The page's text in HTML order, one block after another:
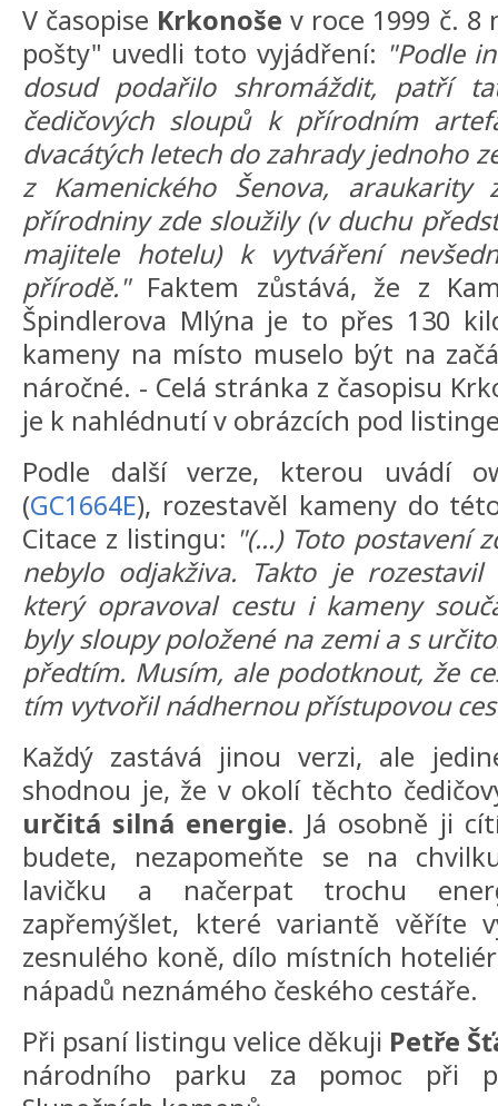
V časopise Krkonoše v roce 1999 č. 8
pošty" uvedli toto vyjádření: "Podle
dosud podařilo shromáždit, patří
čedičových sloupů k přírodním
dvacátých letech do zahrady jednoho
z Kamenického Šenova,
přírodniny zde sloužily (v duchu
majitele hotelu) k vytváření
přírodě."Faktem zůstává, že z
Špindlerova Mlýna je to přes 130
kameny na místo muselo být na
náročné. - Celá stránka z časopisu
je k nahlédnutí v obrázcích pod
Podle další verze, kterou uvádí
(GC1664E), rozestavěl kameny do
Citace z listingu: "(...) Toto postavení
nebylo odjakživa. Takto je
který opravoval cestu i kameny
byly sloupy položené na zemi a s
předtím. Musím, ale podotknout, že
tím vytvořil nádhernou přístupovou
Každý zastává jinou verzi, ale
shodnou je, že v okolí těchto
určitá silná energie. Já osobně ji
budete, nezapomeňte se na
lavičku a načerpat trochu
zapřemýšlet, které variantě věříte
zesnulého koně, dílo místních
nápadů neznámého českého cestáře.
Při psaní listingu velice děkuji Petře
národního parku za pomoc při